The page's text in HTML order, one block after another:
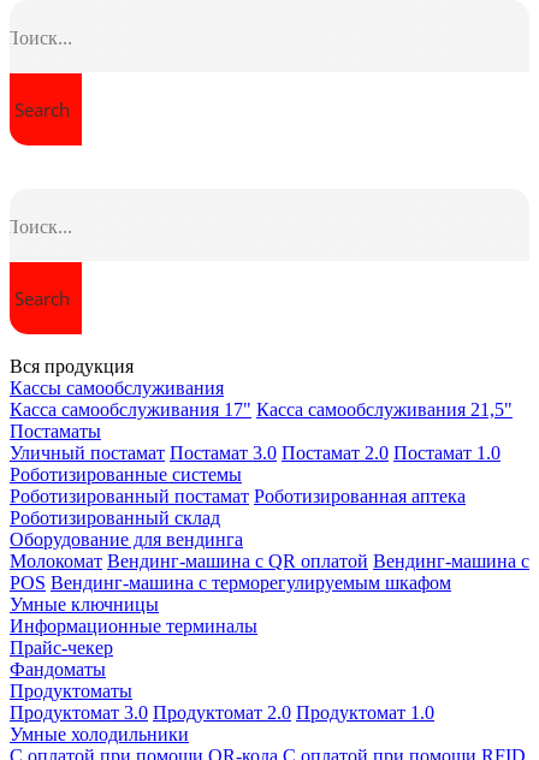
Search
Search
Вся продукция
Кассы самообслуживания
Касса самообслуживания 17" Касса самообслуживания 21,5"
Постаматы
Уличный постамат Постамат 3.0 Постамат 2.0 Постамат 1.0
Роботизированные системы
Роботизированный постамат Роботизированная аптека
Роботизированный склад
Оборудование для вендинга
Молокомат Вендинг-машина с QR оплатой Вендинг-машина с
POS Вендинг-машина с терморегулируемым шкафом
Умные ключницы
Информационные терминалы
Прайс-чекер
Фандоматы
Продуктоматы
Продуктомат 3.0 Продуктомат 2.0 Продуктомат 1.0
Умные холодильники
С оплатой при помощи QR-кода С оплатой при помощи RFID